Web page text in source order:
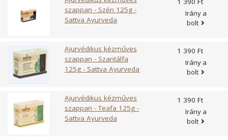
szappan - Szén 125g -
Sattva Ayurveda
Irány a
bolt
Ajurvédikus kézműves
szappan - Szantálfa
125g - Sattva Ayurveda
1 390 Ft
Irány a
bolt
Ajurvédikus kézműves
szappan - Teafa 125g -
Sattva Ayurveda
1 390 Ft
Irány a
bolt